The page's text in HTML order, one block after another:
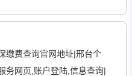
缴费查询官网地址|邢台个
务网页,账户登陆,信息查询|